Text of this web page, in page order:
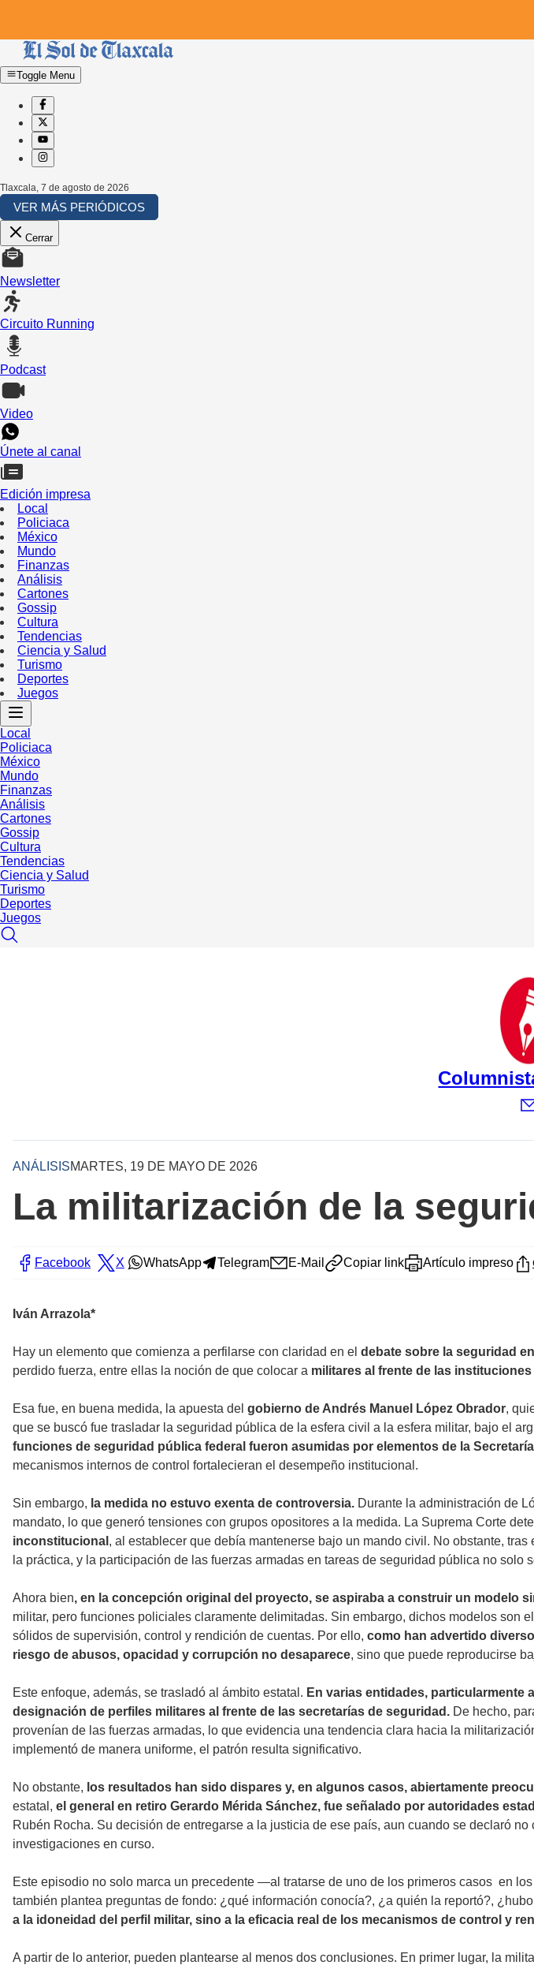
Toggle Menu
Tlaxcala 7 de agosto de 2026
VER MÁS PERIÓDICOS
Cerrar
Newsletter
Circuito Running
Podcast
Video
Únete al canal
Edición impresa
Local
Policiaca
México
Mundo
Finanzas
Análisis
Cartones
Gossip
Cultura
Tendencias
Ciencia y Salud
Turismo
Deportes
Juegos
Local
Policiaca
México
Mundo
Finanzas
Análisis
Cartones
Gossip
Cultura
Tendencias
Ciencia y Salud
Turismo
Deportes
Juegos
ANÁLISISMARTES, 19 DE MAYO DE 2026
La militarización de la
Facebook X WhatsApp Telegram E-Mail Copiar link Artículo impreso
Iván Arrazola*
Hay un elemento que comienza a perfilarse con claridad en el debate sobre la seguridad
perdido fuerza, entre ellas la noción de que colocar a militares al frente de las
Esa fue, en buena medida, la apuesta del gobierno de Andrés Manuel López Obrador,
que se buscó fue trasladar la seguridad pública de la esfera civil a la esfera militar, bajo el
funciones de seguridad pública federal fueron asumidas por elementos de la
mecanismos internos de control fortalecieran el desempeño institucional.
Sin embargo, la medida no estuvo exenta de controversia. Durante la administración de
mandato, lo que generó tensiones con grupos opositores a la medida. La Suprema Corte
inconstitucional , al establecer que debía mantenerse bajo un mando civil. No obstante,
la práctica, y la participación de las fuerzas armadas en tareas de seguridad pública no
Ahora bien, en la concepción original del proyecto, se aspiraba a construir un modelo
militar, pero funciones policiales claramente delimitadas. Sin embargo, dichos modelos
sólidos de supervisión, control y rendición de cuentas. Por ello, como han advertido
riesgo de abusos, opacidad y corrupción no desaparece, sino que puede reproducirse
Este enfoque, además, se trasladó al ámbito estatal. En varias entidades,
designación de perfiles militares al frente de las secretarías de seguridad. De hecho,
provenían de las fuerzas armadas, lo que evidencia una tendencia clara hacia la
implementó de manera uniforme, el patrón resulta significativo.
No obstante, los resultados han sido dispares y, en algunos casos, abiertamente
estatal, el general en retiro Gerardo Mérida Sánchez, fue señalado por autoridades
Rubén Rocha. Su decisión de entregarse a la justicia de ese país, aun cuando se declaró
investigaciones en curso.
Este episodio no solo marca un precedente —al tratarse de uno de los primeros casos en
también plantea preguntas de fondo: ¿qué información conocía?, ¿a quién la reportó?,
a la idoneidad del perfil militar, sino a la eficacia real de los mecanismos de control y
A partir de lo anterior, pueden plantearse al menos dos conclusiones. En primer lugar, la